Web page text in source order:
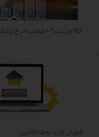
ROI چیست؟ + محاسبه نرخ بازگشت سرمایه در بازاریابی
آموزش کار با محک آکادمی